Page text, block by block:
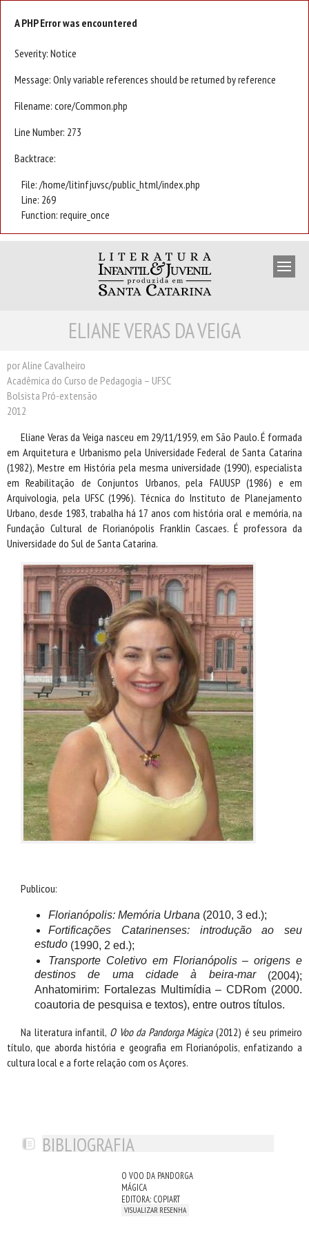
A PHP Error was encountered
Severity: Notice
Message: Only variable references should be returned by reference
Filename: core/Common.php
Line Number: 273
Backtrace:
File: /home/litinfjuvsc/public_html/index.php
Line: 269
Function: require_once
ESCRITORES
PRÓXIMAS EDIÇÕES
ELIANE VERAS DA VEIGA
por Aline Cavalheiro
Acadêmica do Curso de Pedagogia – UFSC
Bolsista Pró-extensão
2012
Eliane Veras da Veiga nasceu em 29/11/1959, em São Paulo. É formada
em Arquitetura e Urbanismo pela Universidade Federal de Santa Catarina
(1982), Mestre em História pela mesma universidade (1990), especialista
em Reabilitação de Conjuntos Urbanos, pela FAUUSP (1986) e em
Arquivologia, pela UFSC (1996). Técnica do Instituto de Planejamento
Urbano, desde 1983, trabalha há 17 anos com história oral e memória, na
Fundação Cultural de Florianópolis Franklin Cascaes. É professora da
Universidade do Sul de Santa Catarina.
Publicou:
Florianópolis: Memória Urbana (2010, 3 ed.);
Fortificações Catarinenses: introdução ao seu
estudo (1990, 2 ed.);
Transporte Coletivo em Florianópolis – origens e
destinos de uma cidade à beira-mar (2004);
Anhatomirim: Fortalezas Multimídia – CDRom (2000.
coautoria de pesquisa e textos), entre outros títulos.
Na literatura infantil, O Voo da Pandorga Mágica(2012) é seu primeiro
título, que aborda história e geografia em Florianópolis, enfatizando a
cultura local e a forte relação com os Açores.
BIBLIOGRAFIA
O VOO DA PANDORGA
MÁGICA
EDITORA: COPIART
VISUALIZAR RESENHA